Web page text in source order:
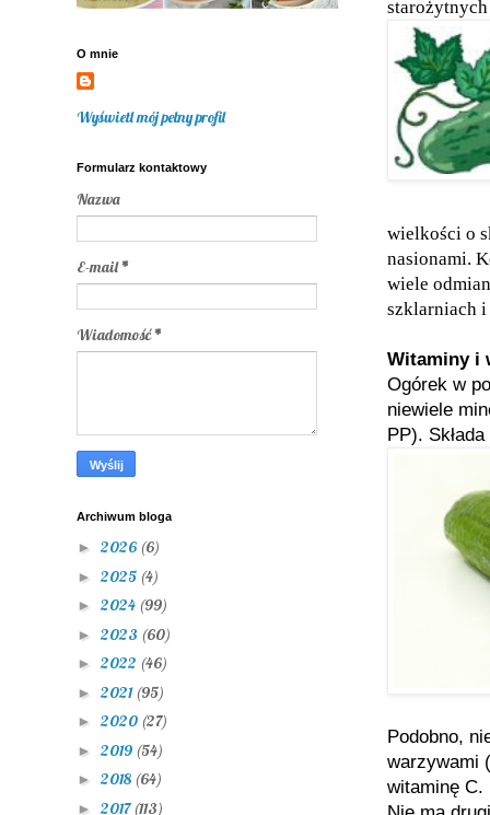
wielkości o
nasionami.
wiele
szklarniach
Witaminy i
Ogórek w
niewiele
PP).
Podobno,
warzywami
witaminę C.
O mnie
Wyświetl mój pełny profil
Formularz kontaktowy
Nazwa
E-mail*
Wiadomość*
Archiwum bloga
► 2026 (6)
► 2025 (4)
► 2024 (99)
► 2023 (60)
► 2022 (46)
► 2021 (95)
► 2020 (27)
► 2019 (54)
► 2018 (64)
► 2017(113)